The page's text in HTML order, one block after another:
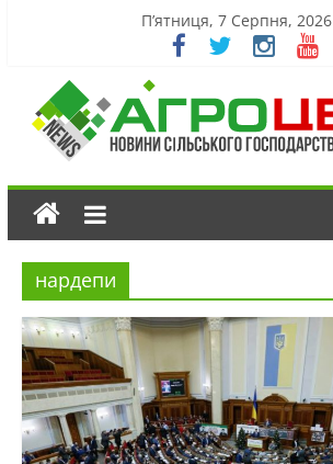
П’ятниця, 7 Серпня, 2026
нардепи